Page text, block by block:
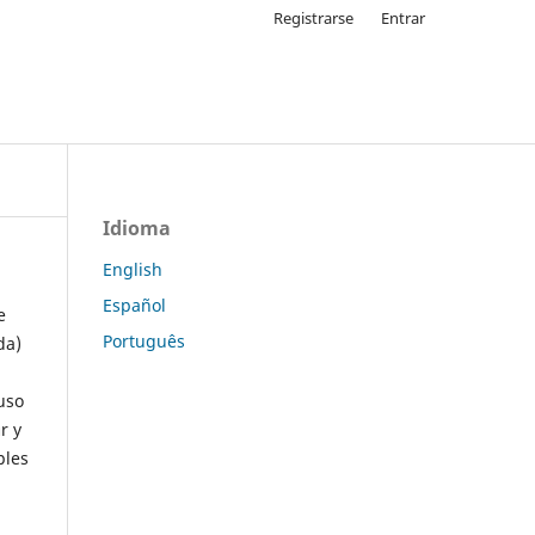
Registrarse Entrar
y
Idioma
English
Español
Português